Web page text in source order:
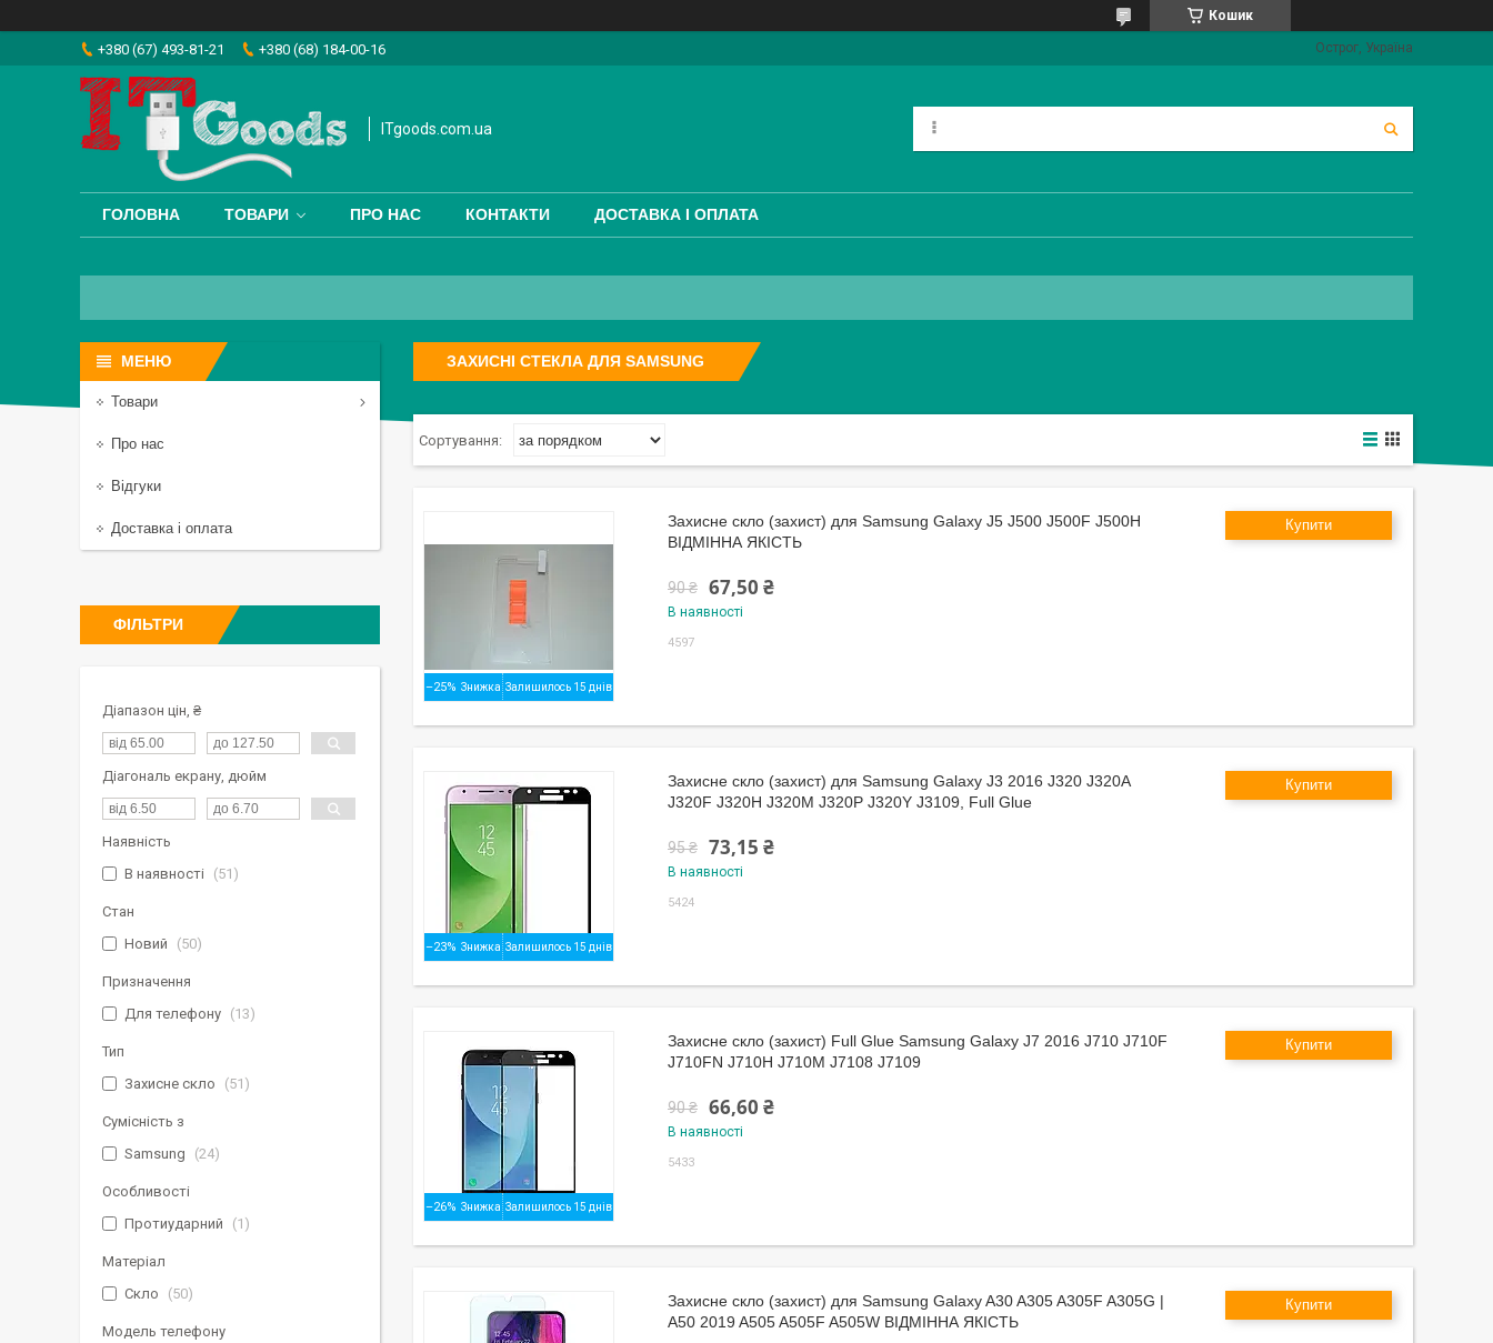
Кошик
+380 (67) 493-81-21 +380 (68) 184-00-16 Острог, Україна
ITgoods.com.ua
ГОЛОВНА ТОВАРИ ПРО НАС КОНТАКТИ ДОСТАВКА І ОПЛАТА
ЗАХИСНІ СТЕКЛА ДЛЯ SAMSUNG
–25% Залишилось 15 днів
Купити
Захисне скло (захист) для Samsung Galaxy J5 J500 J500F J500H
ВІДМІННА ЯКІСТЬ
90 ₴ 67,50 ₴
В наявності
4597
–23% Залишилось 15 днів
Купити
Захисне скло (захист) для Samsung Galaxy J3 2016 J320 J320A
J320F J320H J320M J320P J320Y J3109, Full Glue
95 ₴ 73,15 ₴
В наявності
5424
–26% Залишилось 15 днів
Купити
Захисне скло (захист) Full Glue Samsung Galaxy J7 2016 J710 J710F
J710FN J710H J710M J7108 J7109
90 ₴ 66,60 ₴
В наявності
5433
Купити
Захисне скло (захист) для Samsung Galaxy A30 A305 A305F A305G |
A50 2019 A505 A505F A505W ВІДМІННА ЯКІСТЬ
Товари
Про нас
Відгуки
Доставка і оплата
ФІЛЬТРИ
Діапазон цін, ₴
Діагональ екрану, дюйм
Наявність
В наявності
51
Стан
Новий
50
Призначення
Для телефону
13
Тип
Захисне скло
51
Сумісність з
Samsung
24
Особливості
Протиударний
1
Матеріал
Скло
50
Модель телефону